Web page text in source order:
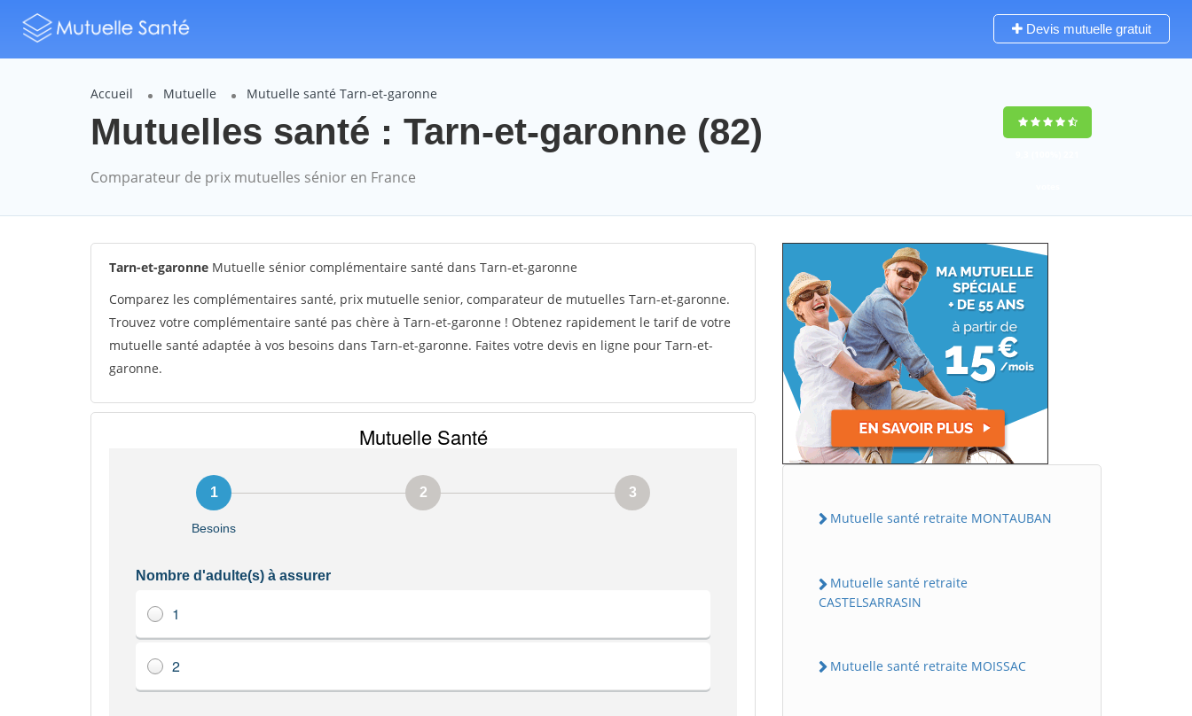
Devis mutuelle gratuit
Accueil Mutuelle Mutuelle santé Tarn-et-garonne
Mutuelles santé : Tarn-et-garonne (82)
Comparateur de prix mutuelles sénior en France
Tarn-et-garonne Mutuelle sénior complémentaire santé dans Tarn-et-garonne
Comparez les complémentaires santé, prix mutuelle senior, comparateur de mutuelles Tarn-et-garonne.
Trouvez votre complémentaire santé pas chère à Tarn-et-garonne ! Obtenez rapidement le tarif de votre
mutuelle santé adaptée à vos besoins dans Tarn-et-garonne. Faites votre devis en ligne pour Tarn-et-
garonne.
Mutuelle santé retraite MONTAUBAN
Mutuelle santé retraite
CASTELSARRASIN
Mutuelle santé retraite MOISSAC